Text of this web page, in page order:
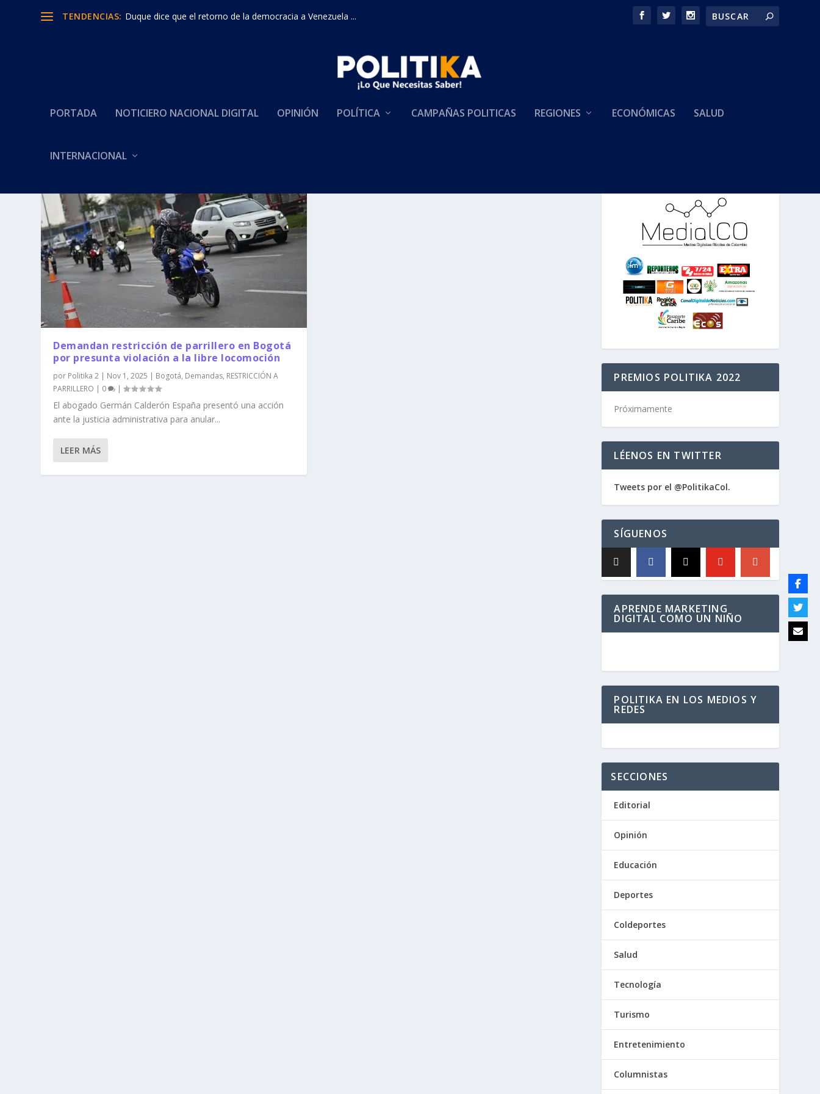
TENDENCIAS: Duque dice que el retorno de la democracia a Venezuela ...
PORTADA NOTICIERO NACIONAL DIGITAL OPINIÓN POLÍTICA CAMPAÑAS POLITICAS REGIONES ECONÓMICAS SALUD
INTERNACIONAL
Categoría: RESTRICCIÓN A PARRILLERO
Demandan restricción de parrillero en Bogotá
por presunta violación a la libre locomoción
por Politika 2 Nov 1, 2025 Bogotá, Demandas, RESTRICCIÓN A
PARRILLERO
0 |
El abogado Germán Calderón España presentó una acción
ante la justicia administrativa para anular...
LEER MÁS
PREMIOS POLITIKA 2022
Próximamente
LÉENOS EN TWITTER
Tweets por el @PolitikaCol.
SÍGUENOS
APRENDE MARKETING
DIGITAL COMO UN NIÑO
POLITIKA EN LOS MEDIOS Y
REDES
SECCIONES
Editorial
Opinión
Educación
Deportes
Coldeportes
Salud
Tecnología
Turismo
Entretenimiento
Columnistas